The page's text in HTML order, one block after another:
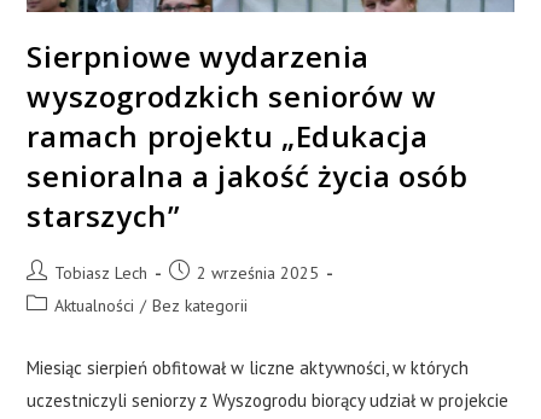
Sierpniowe wydarzenia
wyszogrodzkich seniorów w
ramach projektu „Edukacja
senioralna a jakość życia osób
starszych”
Tobiasz Lech
2 września 2025
Aktualności / Bez kategorii
Miesiąc sierpień obfitował w liczne aktywności, w których
uczestniczyli seniorzy z Wyszogrodu biorący udział w projekcie